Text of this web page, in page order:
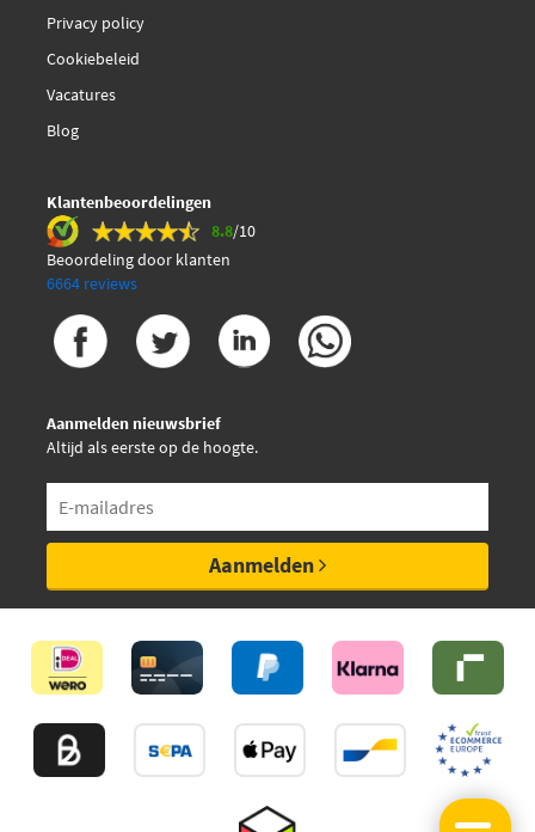
Privacy policy
Cookiebeleid
Vacatures
Blog
Klantenbeoordelingen
8.8/10
Beoordeling door klanten
6664 reviews
Aanmelden nieuwsbrief
Altijd als eerste op de hoogte.
Aanmelden